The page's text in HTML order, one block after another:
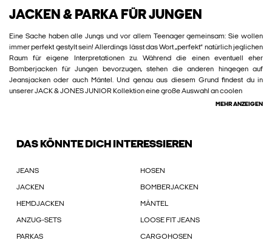
JACKEN & PARKA FÜR JUNGEN
Eine Sache haben alle Jungs und vor allem Teenager gemeinsam: Sie wollen
immer perfekt gestylt sein! Allerdings lässt das Wort „perfekt“ natürlich jeglichen
Raum für eigene Interpretationen zu. Während die einen eventuell eher
Bomberjacken für Jungen bevorzugen, stehen die anderen hingegen auf
Jeansjacken oder auch Mäntel. Und genau aus diesem Grund findest du in
unserer JACK & JONES JUNIOR Kollektion eine große Auswahl an coolen
MEHR ANZEIGEN
DAS KÖNNTE DICH INTERESSIEREN
JEANS HOSEN
JACKEN BOMBERJACKEN
HEMDJACKEN MÄNTEL
ANZUG-SETS LOOSE FIT JEANS
PARKAS CARGOHOSEN